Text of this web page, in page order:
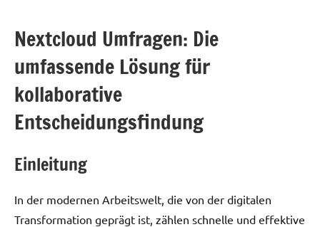
Nextcloud Umfragen: Die
umfassende Lösung für
kollaborative
Entscheidungsfindung
Einleitung
In der modernen Arbeitswelt, die von der digitalen
Transformation geprägt ist, zählen schnelle und effektive